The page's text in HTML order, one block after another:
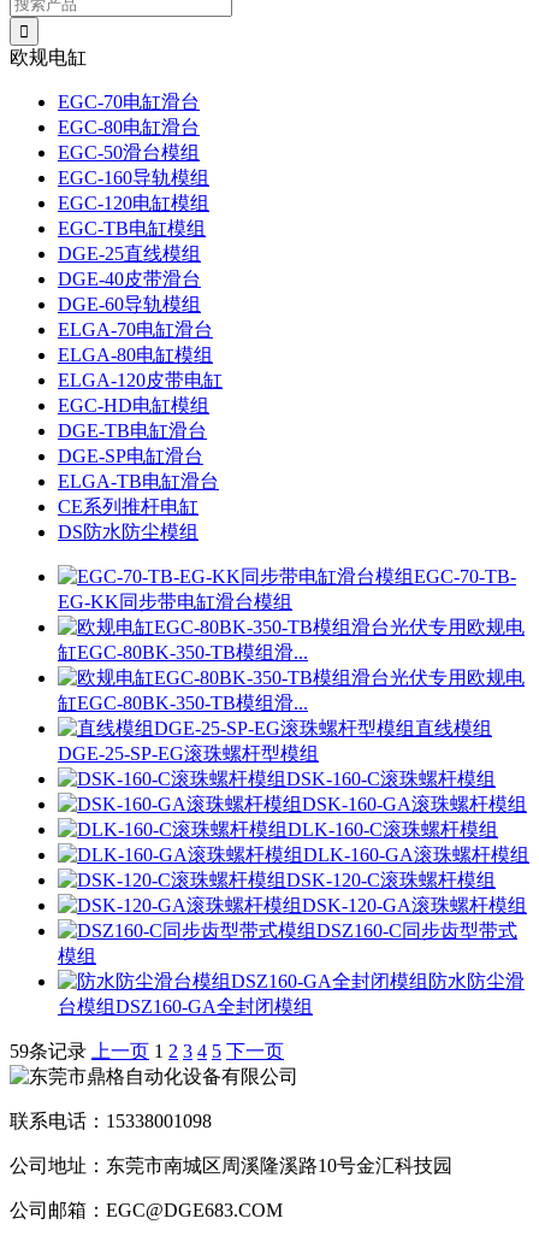
欧规电缸
EGC-70电缸滑台
EGC-80电缸滑台
EGC-50滑台模组
EGC-160导轨模组
EGC-120电缸模组
EGC-TB电缸模组
DGE-25直线模组
DGE-40皮带滑台
DGE-60导轨模组
ELGA-70电缸滑台
ELGA-80电缸模组
ELGA-120皮带电缸
EGC-HD电缸模组
DGE-TB电缸滑台
DGE-SP电缸滑台
ELGA-TB电缸滑台
CE系列推杆电缸
DS防水防尘模组
EGC-70-TB-
EG-KK同步带电缸滑台模组
欧规电
缸EGC-80BK-350-TB模组滑...
欧规电
缸EGC-80BK-350-TB模组滑...
直线模组
DGE-25-SP-EG滚珠螺杆型模组
DSK-160-C滚珠螺杆模组
DSK-160-GA滚珠螺杆模组
DLK-160-C滚珠螺杆模组
DLK-160-GA滚珠螺杆模组
DSK-120-C滚珠螺杆模组
DSK-120-GA滚珠螺杆模组
DSZ160-C同步齿型带式
模组
防水防尘滑
台模组DSZ160-GA全封闭模组
59条记录 上一页 1 2 3 4 5 下一页
联系电话：15338001098
公司地址：东莞市南城区周溪隆溪路10号金汇科技园
公司邮箱：EGC@DGE683.COM